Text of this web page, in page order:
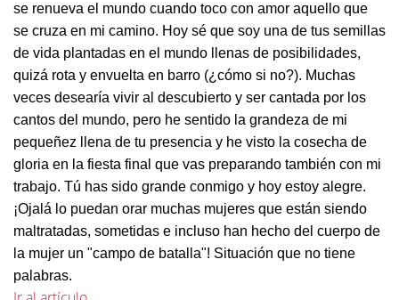
se renueva el mundo cuando toco con amor aquello que
se cruza en mi camino. Hoy sé que soy una de tus semillas
de vida plantadas en el mundo llenas de posibilidades,
quizá rota y envuelta en barro (¿cómo si no?). Muchas
veces desearía vivir al descubierto y ser cantada por los
cantos del mundo, pero he sentido la grandeza de mi
pequeñez llena de tu presencia y he visto la cosecha de
gloria en la fiesta final que vas preparando también con mi
trabajo. Tú has sido grande conmigo y hoy estoy alegre.
¡Ojalá lo puedan orar muchas mujeres que están siendo
maltratadas, sometidas e incluso han hecho del cuerpo de
la mujer un "campo de batalla"! Situación que no tiene
palabras.